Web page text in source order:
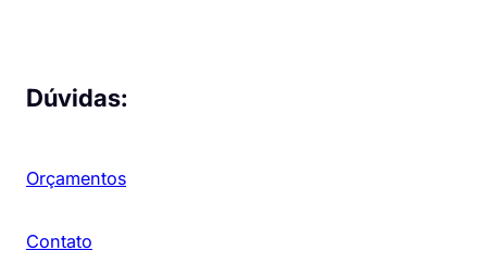
Dúvidas:
Orçamentos
Contato